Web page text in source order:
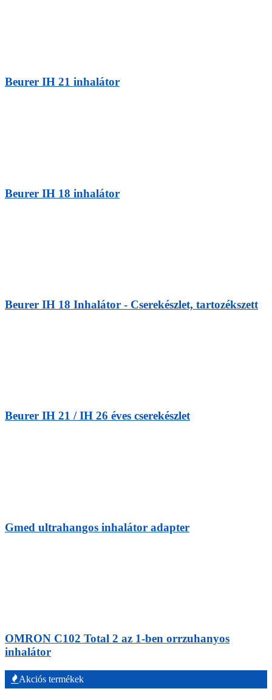
Beurer IH 21 inhalátor
Beurer IH 18 inhalátor
Beurer IH 18 Inhalátor - Cserekészlet, tartozékszett
Beurer IH 21 / IH 26 éves cserekészlet
Gmed ultrahangos inhalátor adapter
OMRON C102 Total 2 az 1-ben orrzuhanyos
inhalátor
Akciós termékek